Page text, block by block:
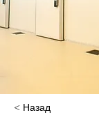
< Назад